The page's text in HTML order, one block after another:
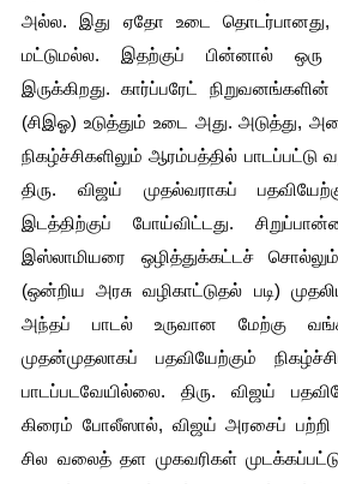
அல்ல. இது ஏதோ உடை தொடர்பானது,
மட்டுமல்ல. இதற்குப் பின்னால்
இருக்கிறது. கார்ப்பரேட்
(சிஇஓ) உடுத்தும் உடை அது. அடுத்து,
நிகழ்ச்சிகளிலும் ஆரம்பத்தில் பாடப்பட்டு
திரு. விஜய் முதல்வராகப்
இடத்திற்குப் போய்விட்டது.
இஸ்லாமியரை ஒழித்துக்கட்டச்
(ஒன்றிய அரசு வழிகாட்டுதல் படி)
அந்தப் பாடல் உருவான மேற்கு
முதன்முதலாகப் பதவியேற்கும்
பாடப்படவேயில்லை. திரு. விஜய்
கிரைம் போலீஸால், விஜய் அரசைப் பற்றி
சில வலைத் தள முகவரிகள்